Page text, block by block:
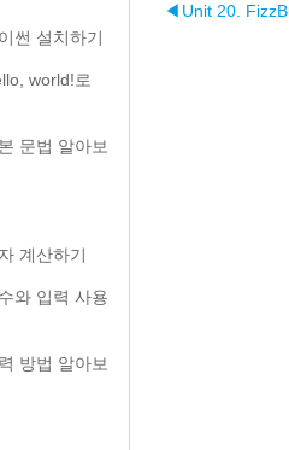
◀︎ Unit 20.
썬 설치하기
world!로
문법 알아보
계산하기
와 입력 사용
방법 알아보